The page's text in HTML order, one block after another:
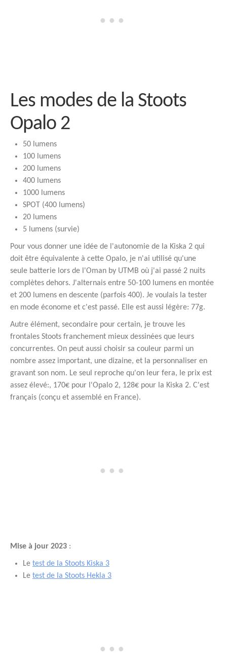
Les modes de la Stoots
Opalo 2
50 lumens
100 lumens
200 lumens
400 lumens
1000 lumens
SPOT (400 lumens)
20 lumens
5 lumens (survie)
Pour vous donner une idée de l'autonomie de la Kiska 2 qui
doit être équivalente à cette Opalo, je n'ai utilisé qu'une
seule batterie lors de l'Oman by UTMB où j'ai passé 2 nuits
complètes dehors. J'alternais entre 50-100 lumens en montée
et 200 lumens en descente (parfois 400). Je voulais la tester
en mode économe et c'est passé. Elle est aussi légère: 77g.
Autre élément, secondaire pour certain, je trouve les
frontales Stoots franchement mieux dessinées que leurs
concurrentes. On peut aussi choisir sa couleur parmi un
nombre assez important, une dizaine, et la personnaliser en
gravant son nom. Le seul reproche qu'on leur fera, le prix est
assez élevé:, 170€ pour l'Opalo 2, 128€ pour la Kiska 2. C'est
français (conçu et assemblé en France).
Mise à jour 2023 :
Le test de la Stoots Kiska 3
Le test de la Stoots Hekla 3